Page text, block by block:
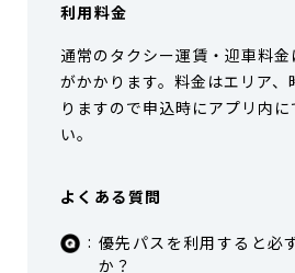
利用料金
通常のタクシー運賃・迎車料
がかかります。料金はエリア、
りますので申込時にアプリ内
い。
よくある質問
優先パスを利用すると必
か？